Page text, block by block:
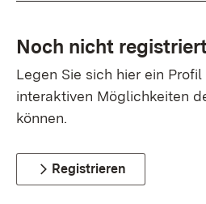
Noch nicht
Legen Sie sich hier ein Profil
interaktiven Möglichkeiten
können.
Registrieren